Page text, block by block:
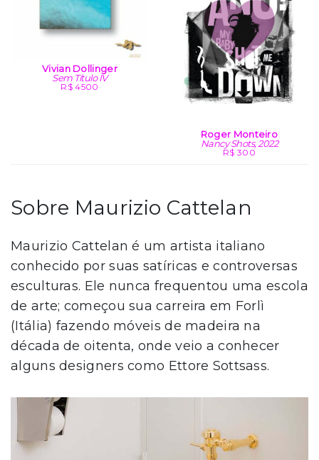
Vivian Dollinger
Sem Título IV
R$ 4500
Roger Monteiro
Nancy Shots, 2022
R$ 300
Sobre Maurizio Cattelan
Maurizio Cattelan é um artista italiano
conhecido por suas satíricas e controversas
esculturas. Ele nunca frequentou uma escola
de arte; começou sua carreira em Forlì
(Itália) fazendo móveis de madeira na
década de oitenta, onde veio a conhecer
alguns designers como Ettore Sottsass.